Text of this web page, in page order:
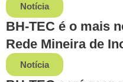
Notícia
BH-TEC é o mais
Rede Mineira de
Notícia